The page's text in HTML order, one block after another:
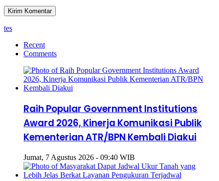
tes
Recent
Comments
Raih Popular Government Institutions
Award 2026, Kinerja Komunikasi Publik
Kementerian ATR/BPN Kembali Diakui
Jumat, 7 Agustus 2026 - 09:40 WIB